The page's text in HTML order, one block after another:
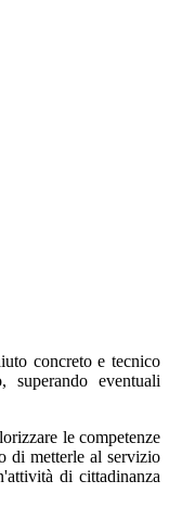
concreto e tecnico
superando eventuali
le competenze
di metterle al servizio
di cittadinanza